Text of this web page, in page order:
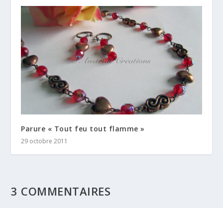
Parure « Tout feu tout flamme »
29 octobre 2011
3 COMMENTAIRES